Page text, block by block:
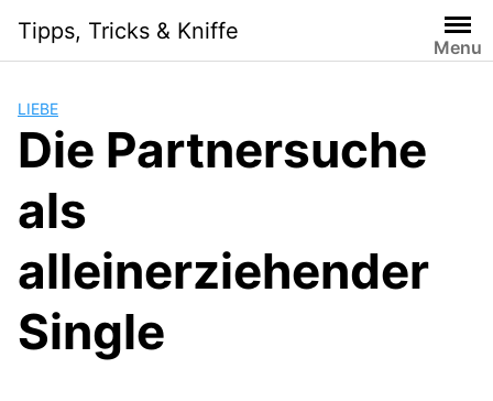
content
Tipps, Tricks & Kniffe
Menu
LIEBE
Die Partnersuche
als
alleinerziehender
Single